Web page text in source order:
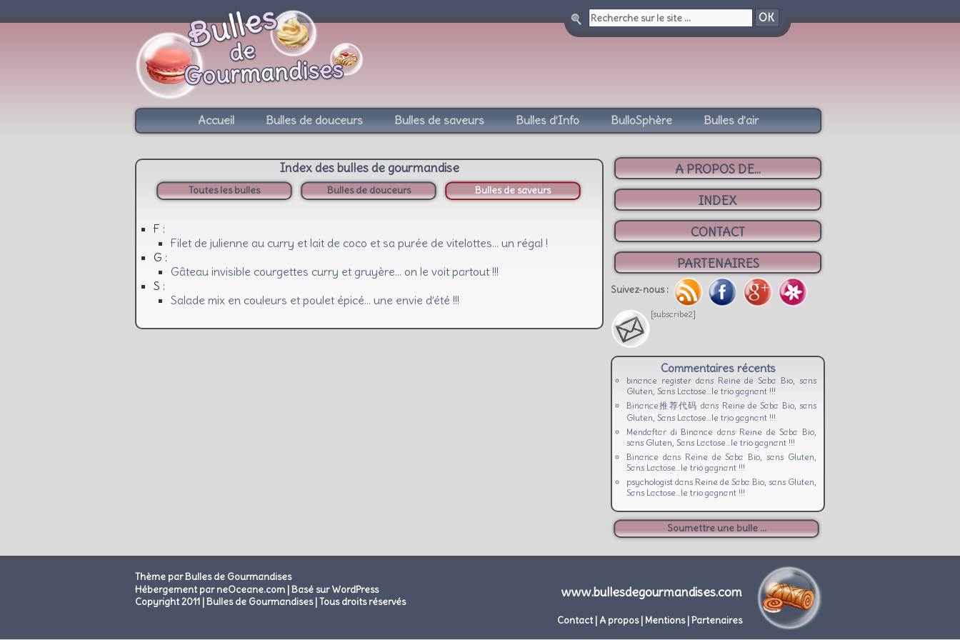
OK
Accueil Bulles de douceurs Bulles de saveurs Bulles d’Info BulloSphère Bulles d’air
Index des bulles de gourmandise
Toutes les bulles Bulles de douceurs Bulles de saveurs
F :
Filet de julienne au curry et lait de coco et sa purée de vitelottes… un régal !
G :
Gâteau invisible courgettes curry et gruyère… on le voit partout !!!
S :
Salade mix en couleurs et poulet épicé… une envie d’été !!!
A PROPOS DE...
INDEX
CONTACT
PARTENAIRES
Suivez-nous :
[subscribe2]
Commentaires récents
binance registerdans Reine de Saba Bio, sans
Gluten, Sans Lactose…le trio gagnant !!!
Binance推荐代码 dans Reine de Saba Bio, sans
Gluten, Sans Lactose…le trio gagnant !!!
Mendaftar di Binance dans Reine de Saba Bio,
sans Gluten, Sans Lactose…le trio gagnant !!!
Binance dans Reine de Saba Bio, sans Gluten,
Sans Lactose…le trio gagnant !!!
psychologist dans Reine de Saba Bio, sans Gluten,
Sans Lactose…le trio gagnant !!!
Soumettre une bulle ...
Thème par Bulles de Gourmandises
Hébergement par neOceane.com |Basé sur WordPress
Copyright 2011 | Bulles de Gourmandises | Tous droits réservés
www.bullesdegourmandises.com
Contact| A propos| Mentions|Partenaires